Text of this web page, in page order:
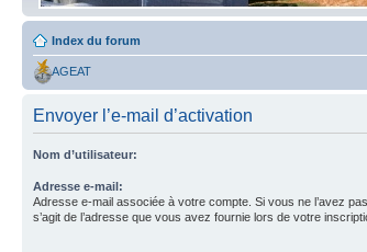
Index du forum
AGEAT
Envoyer l’e-mail d’activation
Nom d’utilisateur:
Adresse e-mail:
Adresse e-mail associée à votre compte. Si vous ne l’avez
s’agit de l’adresse que vous avez fournie lors de votre